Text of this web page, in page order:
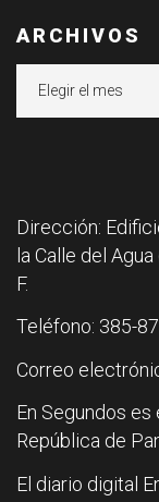
ARCHIVOS
Dirección:
la Calle del
F.
Teléfono: 385-
Correo
En Segundos
República de
El diario digital